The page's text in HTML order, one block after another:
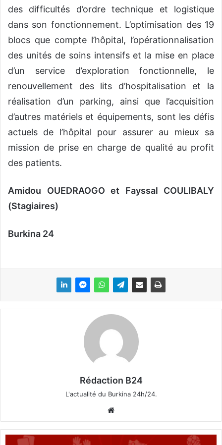
des difficultés d’ordre technique et logistique
dans son fonctionnement. L’optimisation des 19
blocs que compte l’hôpital, l’opérationnalisation
des unités de soins intensifs et la mise en place
d’un service d’exploration fonctionnelle, le
renouvellement des lits d’hospitalisation et la
réalisation d’un parking, ainsi que l’acquisition
d’autres matériels et équipements, sont les défis
actuels de l’hôpital pour assurer au mieux sa
mission de prise en charge de qualité au profit
des patients.
Amidou OUEDRAOGO et Fayssal COULIBALY
(Stagiaires)
Burkina 24
Rédaction B24
L'actualité du Burkina 24h/24.
bsi
te